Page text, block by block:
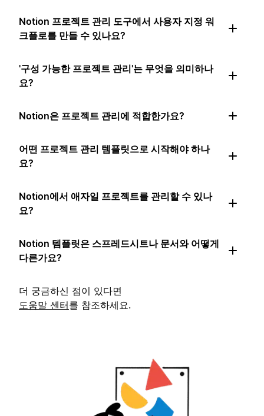
Notion 프로젝트 관리 도구에서 사용자 지정 워
크플로를 만들 수 있나요?
'구성 가능한 프로젝트 관리'는 무엇을 의미하나
요?
Notion은 프로젝트 관리에 적합한가요?
어떤 프로젝트 관리 템플릿으로 시작해야 하나
요?
Notion에서 애자일 프로젝트를 관리할 수 있나
요?
Notion 템플릿은 스프레드시트나 문서와 어떻게
다른가요?
더 궁금하신 점이 있다면
도움말 센터를 참조하세요.